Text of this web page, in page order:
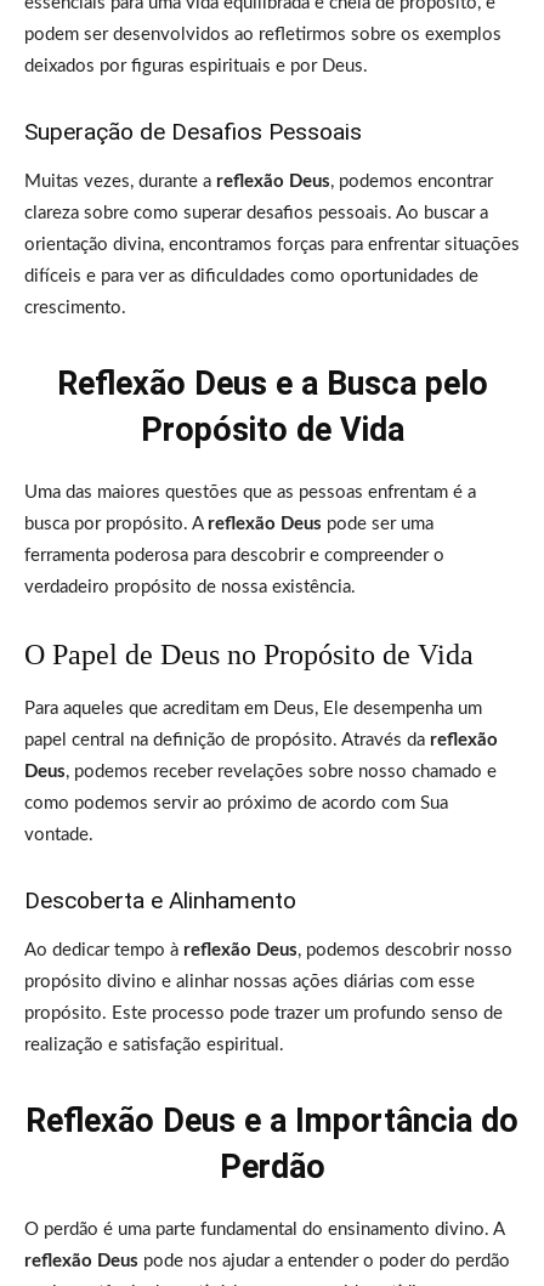
podem ser desenvolvidos ao refletirmos sobre os exemplos
deixados por figuras espirituais e por Deus.
Superação de Desafios Pessoais
Muitas vezes, durante a reflexão Deus, podemos encontrar
clareza sobre como superar desafios pessoais. Ao buscar a
orientação divina, encontramos forças para enfrentar situações
difíceis e para ver as dificuldades como oportunidades de
crescimento.
Reflexão Deus e a Busca pelo
Propósito de Vida
Uma das maiores questões que as pessoas enfrentam é a
busca por propósito. A reflexão Deus pode ser uma
ferramenta poderosa para descobrir e compreender o
verdadeiro propósito de nossa existência.
O Papel de Deus no Propósito de Vida
Para aqueles que acreditam em Deus, Ele desempenha um
papel central na definição de propósito. Através da reflexão
Deus, podemos receber revelações sobre nosso chamado e
como podemos servir ao próximo de acordo com Sua
vontade.
Descoberta e Alinhamento
Ao dedicar tempo à reflexão Deus, podemos descobrir nosso
propósito divino e alinhar nossas ações diárias com esse
propósito. Este processo pode trazer um profundo senso de
realização e satisfação espiritual.
Reflexão Deus e a Importância do
Perdão
O perdão é uma parte fundamental do ensinamento divino. A
reflexão Deus pode nos ajudar a entender o poder do perdão